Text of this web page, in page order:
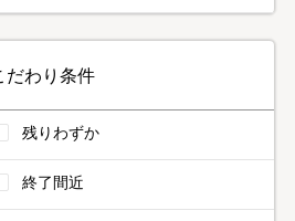
だわり条件
残りわずか
終了間近